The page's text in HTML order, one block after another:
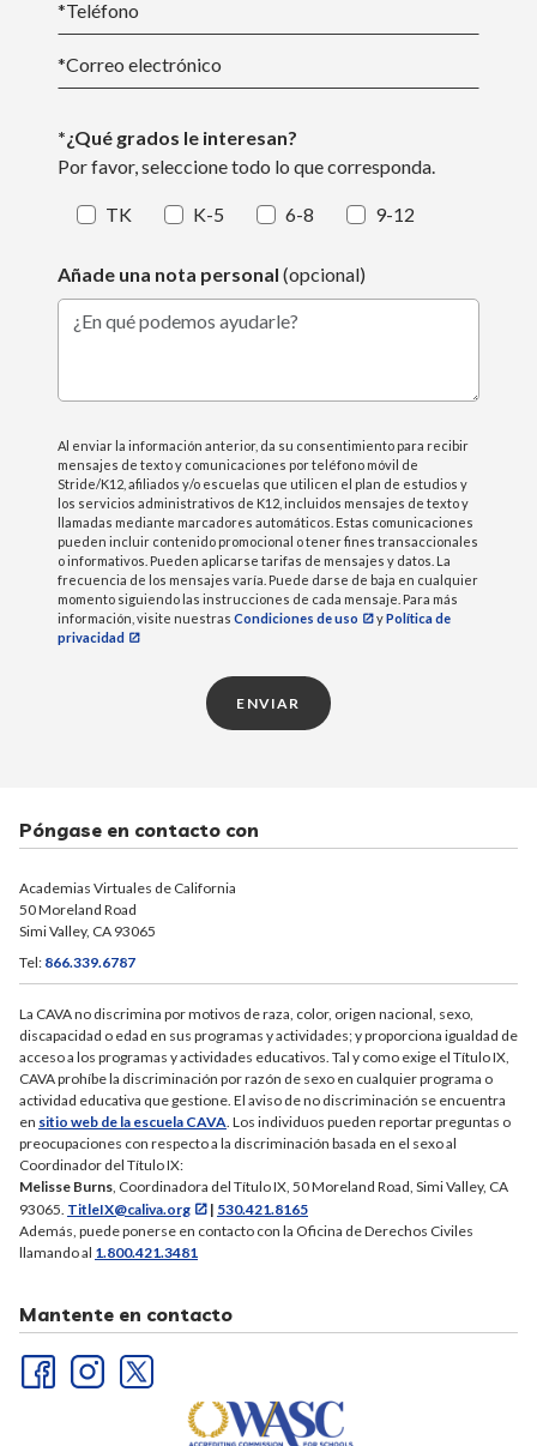
*Teléfono
*Correo electrónico
*¿Qué grados le interesan?
Por favor, seleccione todo lo que corresponda.
TK K-5 6-8 9-12
Añade una nota personal (opcional)
¿En qué podemos ayudarle?
Al enviar la información anterior, da su consentimiento para recibir
mensajes de texto y comunicaciones por teléfono móvil de
Stride/K12, afiliados y/o escuelas que utilicen el plan de estudios y
los servicios administrativos de K12, incluidos mensajes de texto y
llamadas mediante marcadores automáticos. Estas comunicaciones
pueden incluir contenido promocional o tener fines transaccionales
o informativos. Pueden aplicarse tarifas de mensajes y datos. La
frecuencia de los mensajes varía. Puede darse de baja en cualquier
momento siguiendo las instrucciones de cada mensaje. Para más
información, visite nuestras Condiciones de uso yPolítica de
privacidad
ENVIAR
Póngase en contacto con
Academias Virtuales de California
50 Moreland Road
Simi Valley, CA 93065
Tel: 866.339.6787
La CAVA no discrimina por motivos de raza, color, origen nacional, sexo,
discapacidad o edad en sus programas y actividades; y proporciona igualdad de
acceso a los programas y actividades educativos. Tal y como exige el Título IX,
CAVA prohíbe la discriminación por razón de sexo en cualquier programa o
actividad educativa que gestione. El aviso de no discriminación se encuentra
en sitio web de la escuela CAVA. Los individuos pueden reportar preguntas o
preocupaciones con respecto a la discriminación basada en el sexo al
Coordinador del Título IX:
Melisse Burns, Coordinadora del Título IX, 50 Moreland Road, Simi Valley, CA
93065. TitleIX@caliva.org | 530.421.8165
Además, puede ponerse en contacto con la Oficina de Derechos Civiles
llamando al 1.800.421.3481
Mantente en contacto